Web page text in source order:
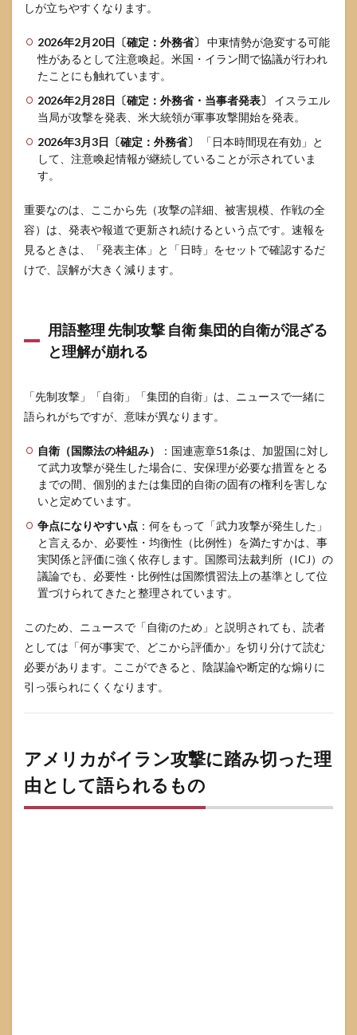
国際
見取
り図
国連
51条
と“必
性・
比例
5.3
情報
が錯
綜す
るポ
けで
誤解
が減
6
イラ
報復
と今
後の
シナ
リオ
形で
リス
クが
来る
のか
報復
は軍
けで
はな
イバ
勢力
実的
6.2
しが立ちやすくなります。
2026年2月20日〔確定：外務省〕
中東情勢が急変する可能
性があるとして注意喚起。米国・イラン間で協議が行われ
たことにも触れています。
2026年2月28日〔確定：外務省・当事者発表〕
イスラエル
当局が攻撃を発表、米大統領が軍事攻撃開始を発表。
2026年3月3日〔確定：外務省〕
「日本時間現在有効」と
して、注意喚起情報が継続していることが示されていま
す。
重要なのは、ここから先（攻撃の詳細、被害規模、作戦の全
容）は、発表や報道で更新され続けるという点です。速報を
見るときは、「発表主体」と「日時」をセットで確認するだ
けで、誤解が大きく減ります。
用語整理 先制攻撃 自衛 集団的自衛が混ざる
と理解が崩れる
「先制攻撃」「自衛」「集団的自衛」は、ニュースで一緒に
語られがちですが、意味が異なります。
自衛（国際法の枠組み）
：国連憲章51条は、加盟国に対し
て武力攻撃が発生した場合に、安保理が必要な措置をとる
までの間、個別的または集団的自衛の固有の権利を害しな
いと定めています。
争点になりやすい点 ：何をもって「武力攻撃が発生した」
と言えるか、必要性・均衡性（比例性）を満たすかは、事
実関係と評価に強く依存します。国際司法裁判所（ICJ）の
議論でも、必要性・比例性は国際慣習法上の基準として位
置づけられてきたと整理されています。
このため、ニュースで「自衛のため」と説明されても、読者
としては「何が事実で、どこから評価か」を切り分けて読む
必要があります。ここができると、陰謀論や断定的な煽りに
引っ張られにくくなります。
アメリカがイラン攻撃に踏み切った理
由として語られるもの